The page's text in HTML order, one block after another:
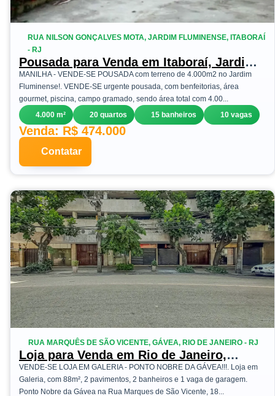
RUA NILSON GONÇALVES MOTA, JARDIM FLUMINENSE, ITABORAÍ
- RJ
Pousada para Venda em Itaboraí, Jardim
Fluminense, 20 dormitórios, 15
banheiros, 10 vagas
MANILHA - VENDE-SE POUSADA com terreno de 4.000m2 no Jardim
Fluminense!. VENDE-SE urgente pousada, com benfeitorias, área
gourmet, piscina, campo gramado, sendo área total com 4.00...
4.000 m²
20 quartos 15 banheiros 10 vagas
Venda: R$ 474.000
Contatar
RUA MARQUÊS DE SÃO VICENTE, GÁVEA, RIO DE JANEIRO - RJ
Loja para Venda em Rio de Janeiro,
Gávea, 2 banheiros, 1 vaga
VENDE-SE LOJA EM GALERIA - PONTO NOBRE DA GÁVEA!!!. Loja em
Galeria, com 88m², 2 pavimentos, 2 banheiros e 1 vaga de garagem.
Ponto Nobre da Gávea na Rua Marques de São Vicente, 18...